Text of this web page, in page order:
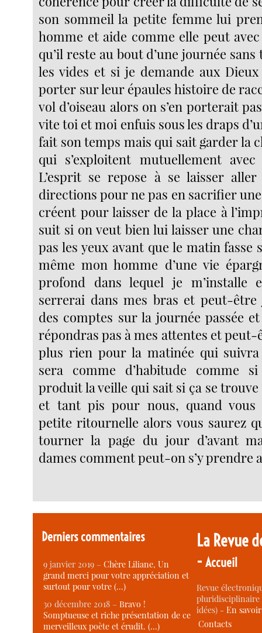
Derniers commentaires
9 janvier 2019 –Chère Liliane, Un
grand merci pour votre appréciation et
surtout pour votre (…)
30 décembre 2018 –Bravo !
Somptueuse et riche présentation de ce
merveilleux poète et érudit. (…)
La Revue
-Accueil
Revue
idées) -En
Contacts